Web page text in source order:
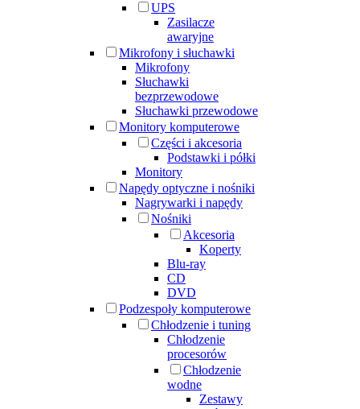
UPS
Zasilacze
awaryjne
Mikrofony i słuchawki
Mikrofony
Słuchawki
bezprzewodowe
Słuchawki przewodowe
Monitory komputerowe
Części i akcesoria
Podstawki i półki
Monitory
Napędy optyczne i nośniki
Nagrywarki i napędy
Nośniki
Akcesoria
Koperty
Blu-ray
CD
DVD
Podzespoły komputerowe
Chłodzenie i tuning
Chłodzenie
procesorów
Chłodzenie
wodne
Zestawy